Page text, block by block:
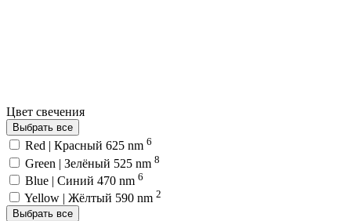
Цвет свечения
Выбрать все
Red | Красный 625 nm 6
Green | Зелёный 525 nm 8
Blue | Синий 470 nm 6
Yellow | Жёлтый 590 nm 2
Выбрать все